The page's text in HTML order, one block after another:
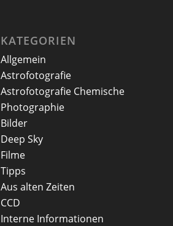
KATEGORIEN
Allgemein
Astrofotografie
Astrofotografie Chemische
Photographie
Bilder
Deep Sky
Filme
Tipps
Aus alten Zeiten
CCD
Interne Informationen